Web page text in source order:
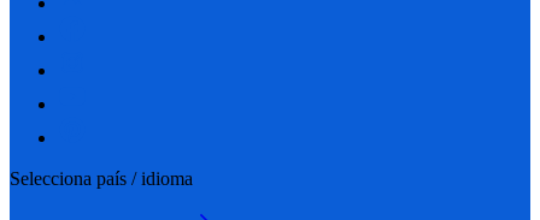
Selecciona país / idioma